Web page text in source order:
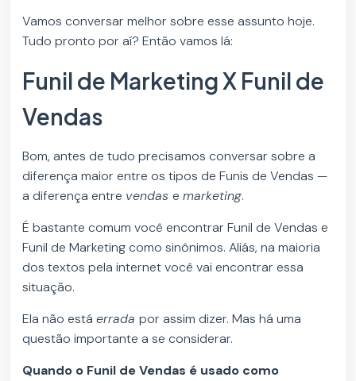
Vamos conversar melhor sobre esse assunto hoje.
Tudo pronto por aí? Então vamos lá:
Funil de Marketing X Funil de
Vendas
Bom, antes de tudo precisamos conversar sobre a
diferença maior entre os tipos de Funis de Vendas —
a diferença entre vendasemarketing.
É bastante comum você encontrar Funil de Vendas e
Funil de Marketing como sinônimos. Aliás, na maioria
dos textos pela internet você vai encontrar essa
situação.
Ela não estáerradapor assim dizer. Mas há uma
questão importante a se considerar.
Quando o Funil de Vendas é usado como